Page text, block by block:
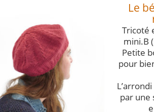
Le
Tricoté
mini.B
Petite
pour
par une